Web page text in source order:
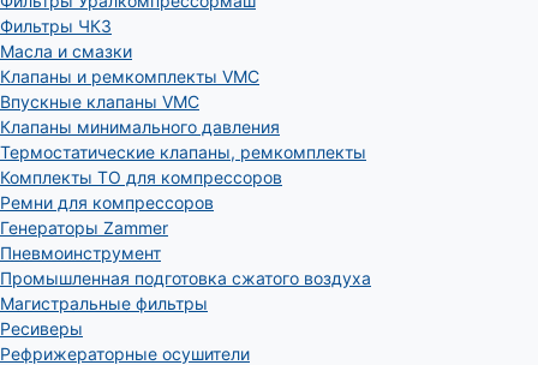
Фильтры ЧКЗ
Масла и смазки
Клапаны и ремкомплекты VMC
Впускные клапаны VMC
Клапаны минимального давления
Термостатические клапаны, ремкомплекты
Комплекты ТО для компрессоров
Ремни для компрессоров
Генераторы Zammer
Пневмоинструмент
Промышленная подготовка сжатого воздуха
Магистральные фильтры
Ресиверы
Рефрижераторные осушители